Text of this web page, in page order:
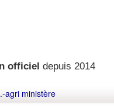
officiel depuis 2014
agri ministère